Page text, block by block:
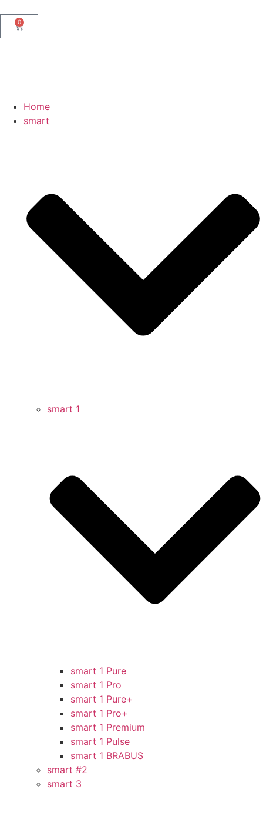
0
Home
smart
smart 1
smart 1 Pure
smart 1 Pro
smart 1 Pure+
smart 1 Pro+
smart 1 Premium
smart 1 Pulse
smart 1 BRABUS
smart #2
smart 3